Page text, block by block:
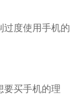
过度使用手机的
要买手机的理